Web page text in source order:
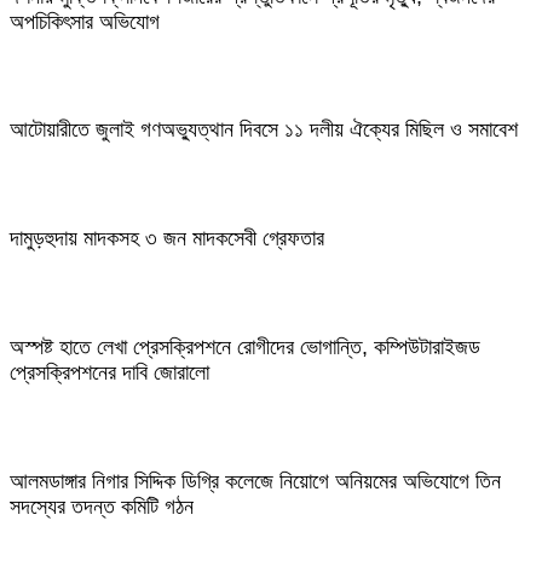
অপচিকিৎসার অভিযোগ
আটোয়ারীতে জুলাই গণঅভ্যুত্থান দিবসে ১১ দলীয় ঐক্যের মিছিল ও সমাবেশ
দামুড়হুদায় মাদকসহ ৩ জন মাদকসেবী গ্রেফতার
অস্পষ্ট হাতে লেখা প্রেসক্রিপশনে রোগীদের ভোগান্তি, কম্পিউটারাইজড
প্রেসক্রিপশনের দাবি জোরালো
আলমডাঙ্গার নিগার সিদ্দিক ডিগ্রি কলেজে নিয়োগে অনিয়মের অভিযোগে তিন
সদস্যের তদন্ত কমিটি গঠন